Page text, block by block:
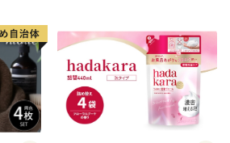
蓄 防災 エコ 消耗品 生活雑貨
生活用品 無香料 トイレット
ペーパー ダブル といれっと
ぺーぱー トイレ クレシア ト
イレットペーパー [BDBH002
-1]